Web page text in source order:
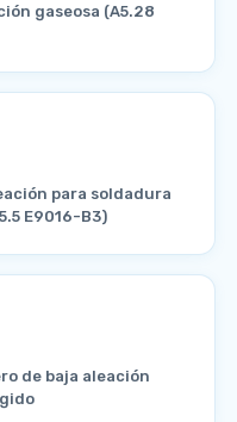
gaseosa (A5.28
para soldadura
E9016-B3)
de baja aleación